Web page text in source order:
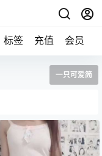
标签 充值 会员
一只可爱简